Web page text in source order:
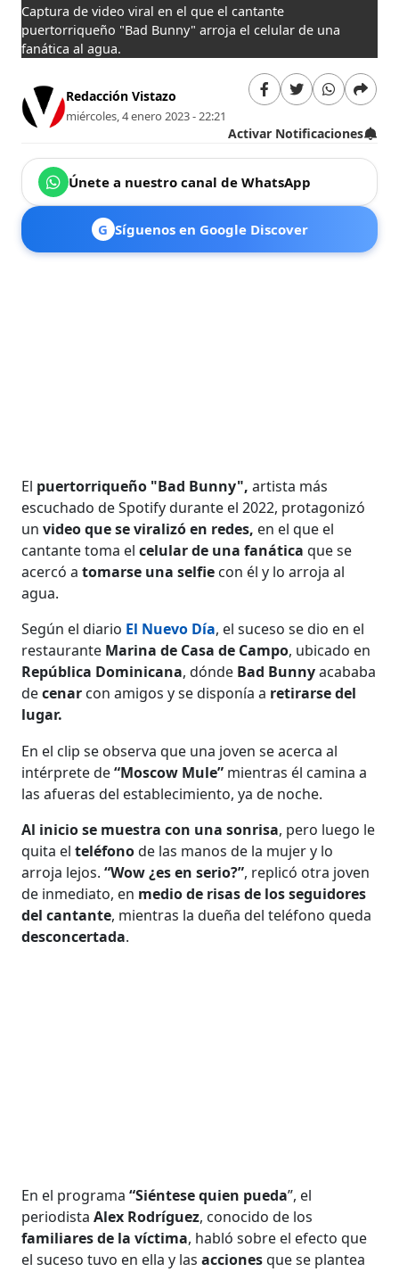
Captura de video viral en el que el cantante
puertorriqueño "Bad Bunny" arroja el celular de una
fanática al agua.
Redacción Vistazo
miércoles, 4 enero 2023 - 22:21
Activar Notificaciones
Únete a nuestro canal de WhatsApp
G Síguenos en Google Discover
El puertorriqueño "Bad Bunny",artista más
escuchado de Spotify durante el 2022, protagonizó
un video que se viralizó en redes, en el que el
cantante toma elcelular de una fanática que se
acercó atomarse una selfie con él y lo arroja al
agua.
Según el diario El Nuevo Día, el suceso se dio en el
restaurante Marina de Casa de Campo, ubicado en
República Dominicana, dónde Bad Bunnyacababa
decenar con amigos y se disponía a retirarse del
lugar.
En el clip se observa que una joven se acerca al
intérprete de“Moscow Mule” mientras él camina a
las afueras del establecimiento, ya de noche.
Al inicio se muestra con una sonrisa, pero luego le
quita elteléfonode las manos de la mujer y lo
arroja lejos.“Wow ¿es en serio?”, replicó otra joven
de inmediato, en medio de risas de los seguidores
del cantante, mientras la dueña del teléfono queda
desconcertada.
En el programa “Siéntese quien pueda”, el
periodistaAlex Rodríguez, conocido de los
familiares de la víctima, habló sobre el efecto que
el suceso tuvo en ella y lasaccionesque se plantea